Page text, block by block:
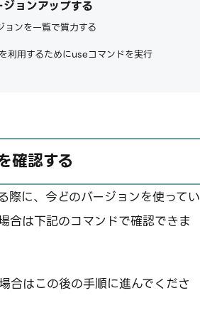
ョンアップする
ンを一覧で質力する
利用するためにuseコマンドを実行
確認する
際に、今どのバージョンを使ってい
合は下記のコマンドで確認できま
合はこの後の手順に進んでくださ